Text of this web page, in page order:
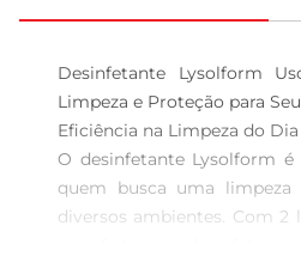
Desinfetante Lysolform
Limpeza e Proteção para
Eficiência na Limpeza do
O desinfetante Lysolform é
quem busca uma
diversos ambientes. Com